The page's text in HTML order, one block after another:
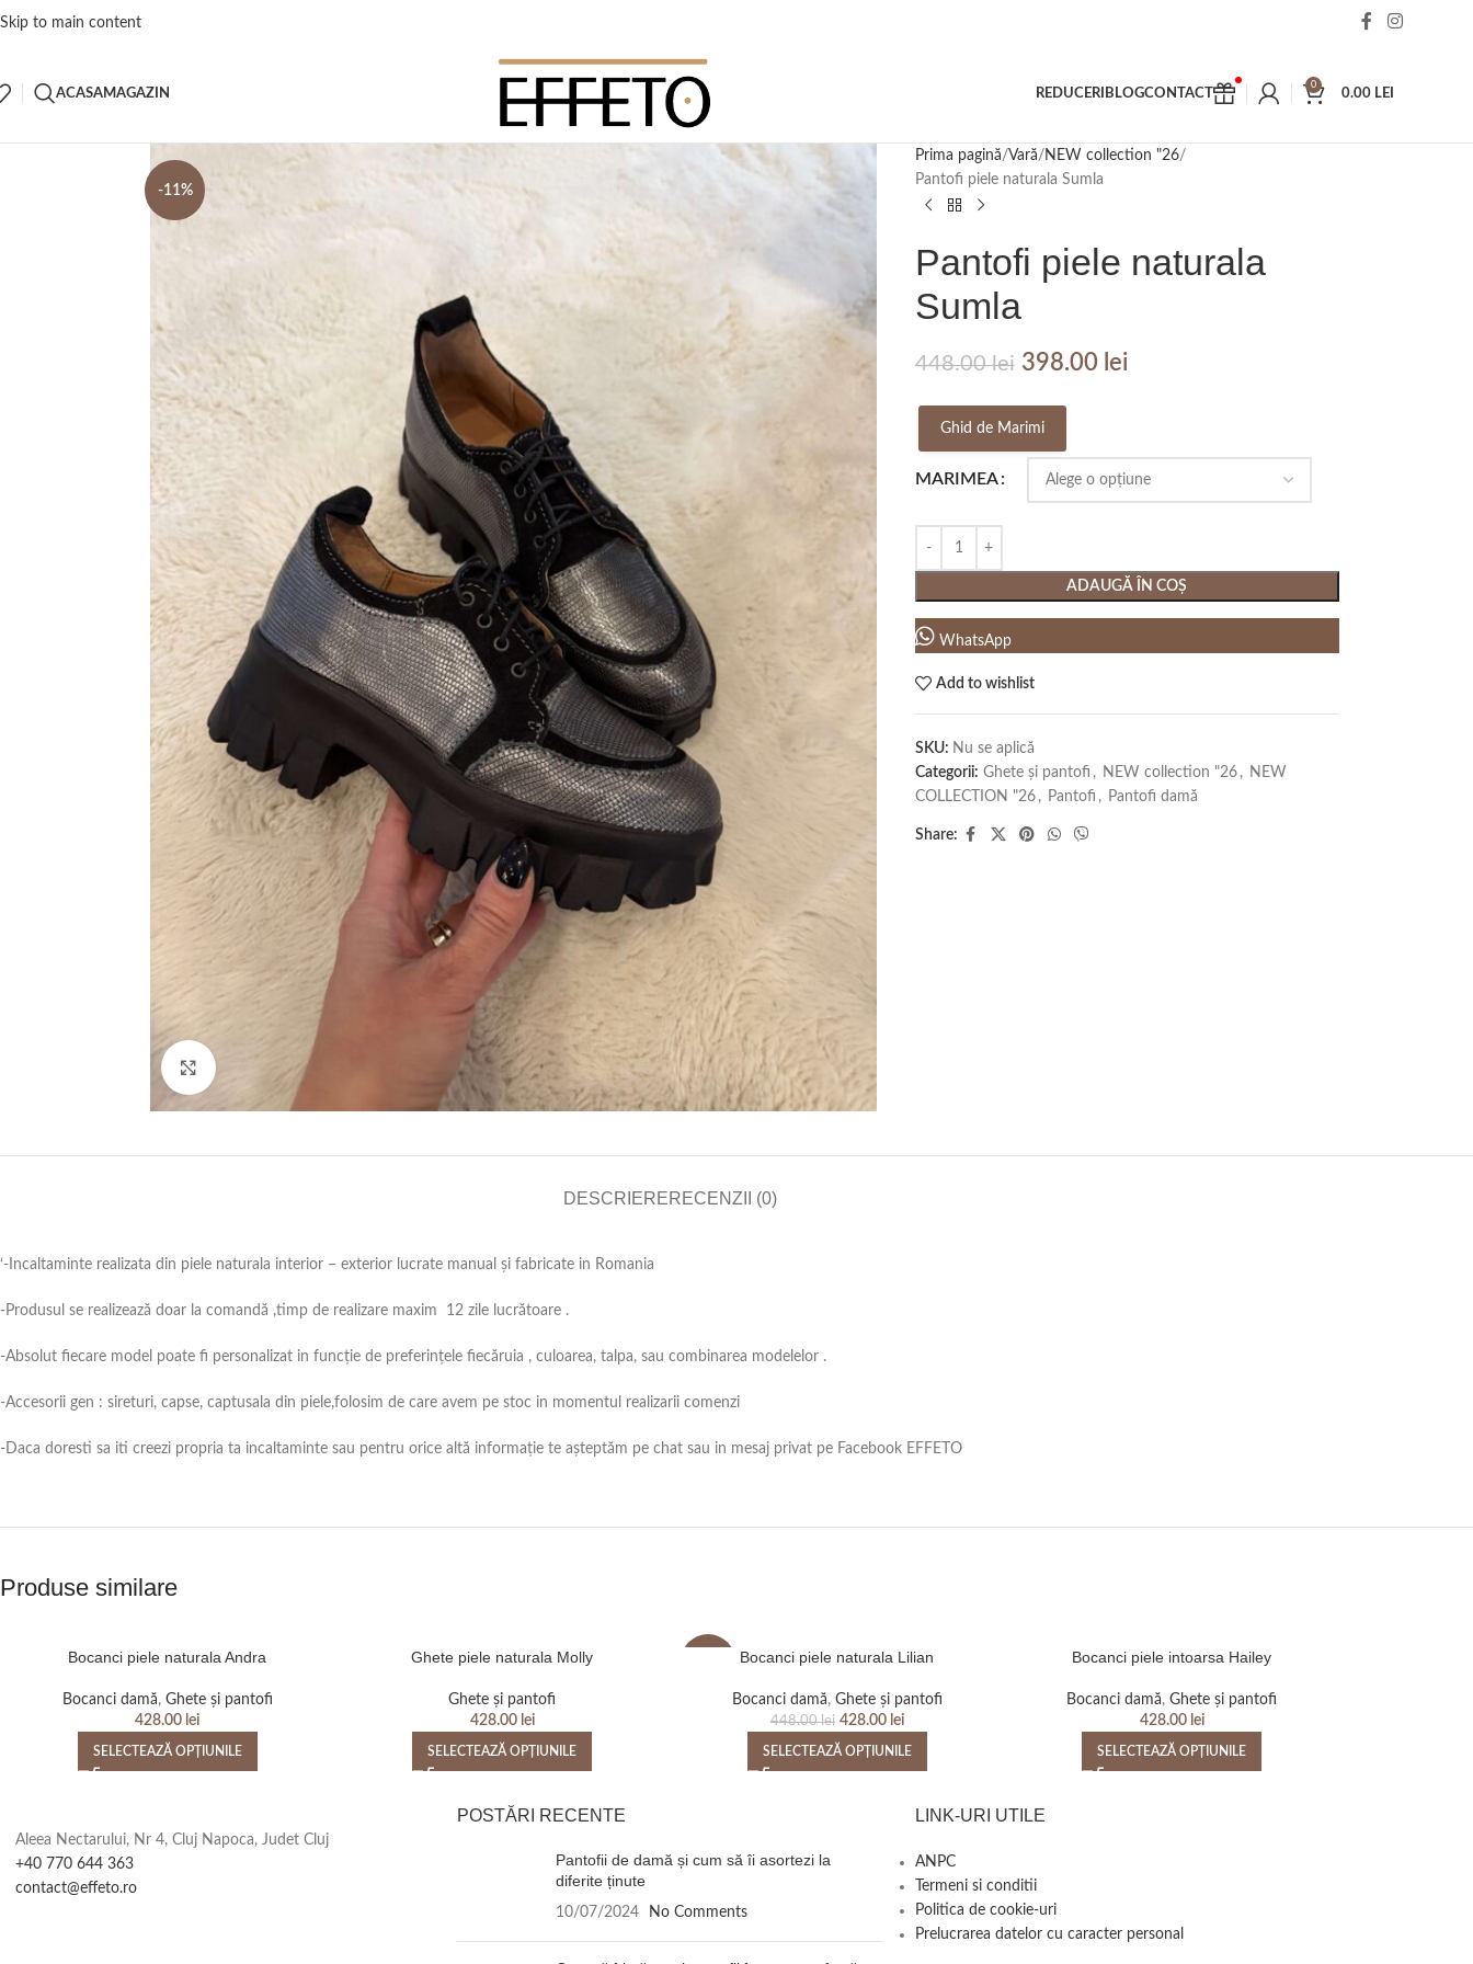
Skip to main content
ACASAMAGAZIN REDUCERI BLOGCONTACT
0
0.00 LEI
-11%
Click to enlarge
Prima pagină Vară
NEW collection "26
Pantofi piele naturala Sumla
Pantofi piele naturala
Sumla
448.00lei 398.00 lei
Ghid de Marimi
MARIMEA
ADAUGĂ ÎN COȘ
WhatsApp
Add to wishlist
SKU: Nu se aplică
Categorii: Ghete și pantofi , NEW collection "26 , NEW
COLLECTION "26 , Pantofi , Pantofi damă
Share:
DESCRIERERECENZII (0)
‘-Incaltaminte realizata din piele naturala interior – exterior lucrate manual și fabricate in Romania
-Produsul se realizează doar la comandă ,timp de realizare maxim 12 zile lucrătoare .
-Absolut fiecare model poate fi personalizat in funcție de preferințele fiecăruia , culoarea, talpa, sau combinarea modelelor .
-Accesorii gen : sireturi, capse, captusala din piele,folosim de care avem pe stoc in momentul realizarii comenzi
-Daca doresti sa iti creezi propria ta incaltaminte sau pentru orice altă informație te așteptăm pe chat sau in mesaj privat pe Facebook EFFETO
Produse similare
Bocanci piele naturala Andra
Bocanci damă, Ghete și pantofi
428.00 lei
SELECTEAZĂ OPȚIUNILE
Ghete piele naturala Molly
Ghete și pantofi
428.00 lei
SELECTEAZĂ OPȚIUNILE
Bocanci piele naturala Lilian
Bocanci damă, Ghete și pantofi
448.00lei 428.00 lei
SELECTEAZĂ OPȚIUNILE
Bocanci piele intoarsa Hailey
Bocanci damă,Ghete și pantofi
428.00 lei
SELECTEAZĂ OPȚIUNILE
Aleea Nectarului, Nr 4, Cluj Napoca, Judet Cluj
+40 770 644 363
contact@effeto.ro
POSTĂRI RECENTE
Pantofii de damă și cum să îi asortezi la
diferite ținute
10/07/2024 No Comments
LINK-URI UTILE
ANPC
Termeni si conditii
Politica de cookie-uri
Prelucrarea datelor cu caracter personal